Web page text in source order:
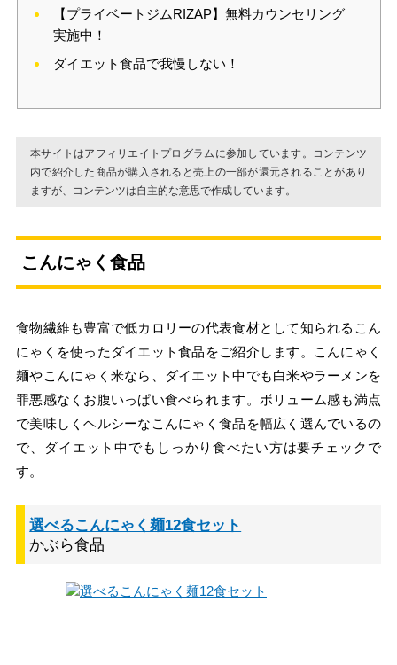
【プライベートジムRIZAP】無料カウンセリング
実施中！
ダイエット食品で我慢しない！
本サイトはアフィリエイトプログラムに参加しています。コンテンツ
内で紹介した商品が購入されると売上の一部が還元されることがあり
ますが、コンテンツは自主的な意思で作成しています。
こんにゃく食品
食物繊維も豊富で低カロリーの代表食材として知られるこん
にゃくを使ったダイエット食品をご紹介します。こんにゃく
麺やこんにゃく米なら、ダイエット中でも白米やラーメンを
罪悪感なくお腹いっぱい食べられます。ボリューム感も満点
で美味しくヘルシーなこんにゃく食品を幅広く選んでいるの
で、ダイエット中でもしっかり食べたい方は要チェックで
す。
選べるこんにゃく麺12食セット
かぶら食品